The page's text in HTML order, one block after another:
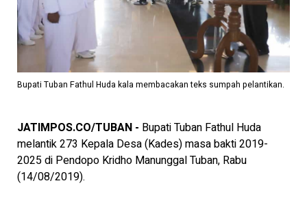
Bupati Tuban Fathul Huda kala membacakan teks sumpah pelantikan.
JATIMPOS.CO/TUBAN - Bupati Tuban Fathul Huda
melantik 273 Kepala Desa (Kades) masa bakti 2019-
2025 di Pendopo Kridho Manunggal Tuban, Rabu
(14/08/2019).